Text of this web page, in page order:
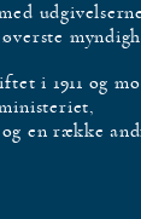
i 1911 og
en række